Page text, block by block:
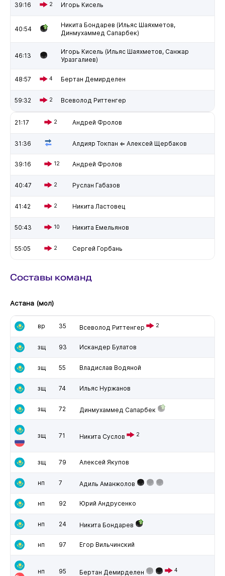
39:16 2 Игорь Кисель
40:54
Никита Бондарев (Ильяс Шаяхметов,
Динмухаммед Сапарбек)
46:13
Игорь Кисель (Ильяс Шаяхметов, Санжар
Уразгалиев)
48:57 4 Бертан Демирделен
59:32 2 Всеволод Риттенгер
21:17 2 Андрей Фролов
31:36 Алдияр Токпан ⇐ Алексей Щербаков
39:16 12 Андрей Фролов
40:47 2 Руслан Габазов
41:42 2 Никита Ластовец
50:43 10 Никита Емельянов
55:05 2 Сергей Горбань
Составы команд
Астана (мол)
вр 35 Всеволод Риттенгер 2
зщ 93 Искандер Булатов
зщ 55 Владислав Водяной
зщ 74 Ильяс Нуржанов
зщ 72 Динмухаммед Сапарбек
зщ 71 Никита Суслов 2
зщ 79 Алексей Якупов
нп 7 Адиль Аманжолов
нп 92 Юрий Андрусенко
нп 24 Никита Бондарев
нп 97 Егор Вильчинский
нп 95 Бертан Демирделен 4